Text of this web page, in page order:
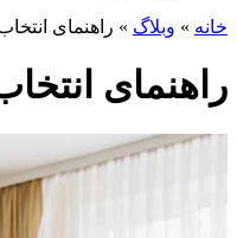
خانه » وبلاگ » راهنمای
راهنمای